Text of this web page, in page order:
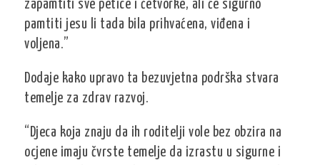
zapamtiti sve petice i četvorke, ali će sigurno
pamtiti jesu li tada bila prihvaćena, viđena i
voljena.”
Dodaje kako upravo ta bezuvjetna podrška stvara
temelje za zdrav razvoj.
“Djeca koja znaju da ih roditelji vole bez obzira na
ocjene imaju čvrste temelje da izrastu u sigurne i